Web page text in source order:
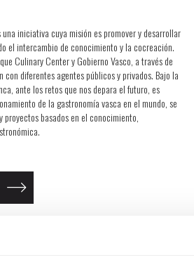
iniciativa cuya misión es promover y desarrollar
el intercambio de conocimiento y la cocreación.
Culinary Center y Gobierno Vasco, a través de
con diferentes agentes públicos y privados. Bajo la
ante los retos que nos depara el futuro, es
de la gastronomía vasca en el mundo, se
basados en el conocimiento,